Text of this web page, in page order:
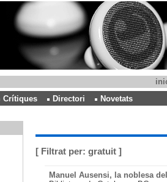
Crítiques Directori Novetats
[ Filtrat per: gratuit ]
Manuel Ausensi, la noblesa